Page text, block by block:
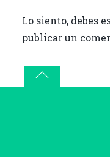
Lo siento, debes
publicar un